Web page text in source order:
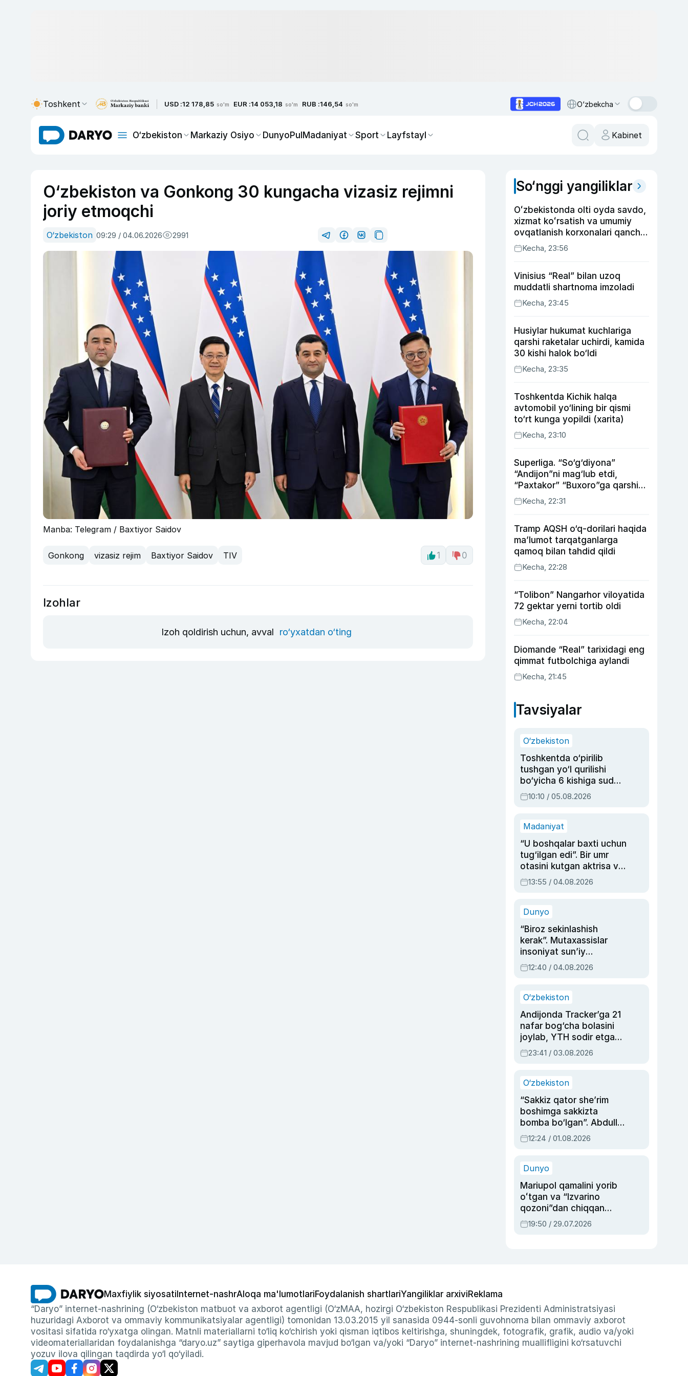
Toshkent USD :12 178,85 so'm EUR :14 053,18 so'm RUB :146,54 so'm O‘zbekcha
O‘zbekiston Markaziy Osiyo DunyoPulMadaniyat Sport Layfstayl Kabinet
O‘zbekiston va Gonkong 30 kungacha vizasiz rejimni
joriy etmoqchi
O‘zbekiston 09:29 / 04.06.2026 2991
Manba: Telegram / Baxtiyor Saidov
Gonkong vizasiz rejim Baxtiyor Saidov TIV 1 0
Izohlar
Izoh qoldirish uchun, avval ro‘yxatdan o‘ting
So‘nggi yangiliklar
Oʻzbekistonda olti oyda savdo,
xizmat koʻrsatish va umumiy
ovqatlanish korxonalari qancha
soliq toʻlagani ochiqlandi
Kecha, 23:56
Vinisius “Real” bilan uzoq
muddatli shartnoma imzoladi
Kecha, 23:45
Husiylar hukumat kuchlariga
qarshi raketalar uchirdi, kamida
30 kishi halok bo‘ldi
Kecha, 23:35
Toshkentda Kichik halqa
avtomobil yo‘lining bir qismi
to‘rt kunga yopildi (xarita)
Kecha, 23:10
Superliga. “So‘g‘diyona”
“Andijon”ni mag‘lub etdi,
“Paxtakor” “Buxoro”ga qarshi
bahsda g‘alabani qo‘ldan
chiqardi
Kecha, 22:31
Tramp AQSH o‘q-dorilari haqida
ma’lumot tarqatganlarga
qamoq bilan tahdid qildi
Kecha, 22:28
“Tolibon” Nangarhor viloyatida
72 gektar yerni tortib oldi
Kecha, 22:04
Diomande “Real” tarixidagi eng
qimmat futbolchiga aylandi
Kecha, 21:45
Tavsiyalar
O‘zbekiston
Toshkentda o‘pirilib
tushgan yo‘l qurilishi
bo‘yicha 6 kishiga sud
hukmi o‘qildi
10:10 / 05.08.2026
Madaniyat
“U boshqalar baxti uchun
tug‘ilgan edi”. Bir umr
otasini kutgan aktrisa va
dublyaj ustasi Rimma
Ahmedovaning
13:55 / 04.08.2026
Dunyo
“Biroz sekinlashish
kerak”. Mutaxassislar
insoniyat sun’iy
intellektni boshqara
olmay qolishidan xavotir
12:40 / 04.08.2026
O‘zbekiston
Andijonda Tracker’ga 21
nafar bog‘cha bolasini
joylab, YTH sodir etgan
ayolga sud hukmi o‘qildi
23:41 / 03.08.2026
O‘zbekiston
“Sakkiz qator she’rim
boshimga sakkizta
bomba bo‘lgan”. Abdulla
Oripovni siyosiy
ayblovlardan asrab
12:24 / 01.08.2026
Dunyo
Mariupol qamalini yorib
oʻtgan va “Izvarino
qozoni”dan chiqqan
qahramon — Ukraina
armiyasi bosh
19:50 / 29.07.2026
Maxfiylik siyosati Internet-nashrAloqa ma'lumotlariFoydalanish shartlariYangiliklar arxiviReklama
“Daryo” internet-nashrining (O‘zbekiston matbuot va axborot agentligi (O‘zMAA, hozirgi O‘zbekiston Respublikasi Prezidenti Administratsiyasi
huzuridagi Axborot va ommaviy kommunikatsiyalar agentligi) tomonidan 13.03.2015 yil sanasida 0944-sonli guvohnoma bilan ommaviy axborot
vositasi sifatida ro‘yxatga olingan. Matnli materiallarni to‘liq ko‘chirish yoki qisman iqtibos keltirishga, shuningdek, fotografik, grafik, audio va/yoki
videomateriallaridan foydalanishga “daryo.uz” saytiga giperhavola mavjud bo‘lgan va/yoki “Daryo” internet-nashrining muallifligini ko‘rsatuvchi
yozuv ilova qilingan taqdirda yo‘l qo‘yiladi.